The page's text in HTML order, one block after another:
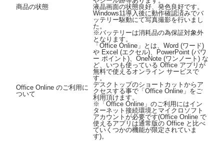
商品の状態
液晶画面の状態良好、発色良好です。
Windows11導入後に動作確認済みでバ
ッテリー駆動にて写真撮影を行いまし
た。
※バッテリーは消耗品の為保証対象外
となります。
Office Online のご利用に
ついて
「Office Online」とは、Word (ワード)
や Excel (エクセル)、PowerPoint (パワ
ー ポイント)、OneNote (ワンノート) な
ど、いつも使っている Office アプリが
無料で使えるオンライン サービスで
す。
デスクトップのショートカットからア
クセスする事で「Office Online」をご
利用頂けます。
※「Office Online」のご利用にはイン
ターネット接続環境とマイクロソフト
アカウントが必要です(Office Online で
使えるアプリは通常版の Office と比べ
ていくつかの機能が限定されていま
す)。